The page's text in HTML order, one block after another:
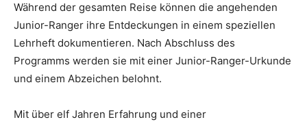
Während der gesamten Reise können die angehenden
Junior-Ranger ihre Entdeckungen in einem speziellen
Lehrheft dokumentieren. Nach Abschluss des
Programms werden sie mit einer Junior-Ranger-Urkunde
und einem Abzeichen belohnt.
Mit über elf Jahren Erfahrung und einer